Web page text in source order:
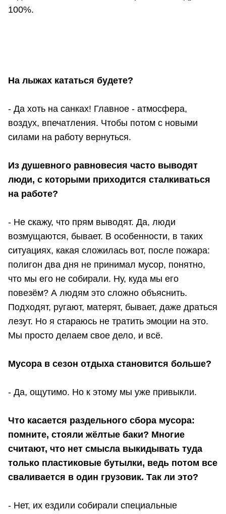
100%.
На лыжах кататься будете?
- Да хоть на санках! Главное - атмосфера,
воздух, впечатления. Чтобы потом с новыми
силами на работу вернуться.
Из душевного равновесия часто выводят
люди, с которыми приходится сталкиваться
на работе?
- Не скажу, что прям выводят. Да, люди
возмущаются, бывает. В особенности, в таких
ситуациях, какая сложилась вот, после пожара:
полигон два дня не принимал мусор, понятно,
что мы его не собирали. Ну, куда мы его
повезём? А людям это сложно объяснить.
Подходят, ругают, матерят, бывает, даже драться
лезут. Но я стараюсь не тратить эмоции на это.
Мы просто делаем свое дело, и всё.
Мусора в сезон отдыха становится больше?
- Да, ощутимо. Но к этому мы уже привыкли.
Что касается раздельного сбора мусора:
помните, стояли жёлтые баки? Многие
считают, что нет смысла выкидывать туда
только пластиковые бутылки, ведь потом все
сваливается в один грузовик. Так ли это?
- Нет, их ездили собирали специальные